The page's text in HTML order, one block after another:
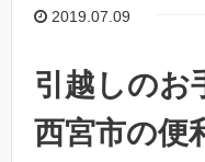
2019.07.09
引越しの
西宮市の便